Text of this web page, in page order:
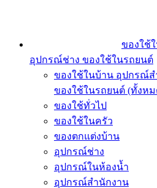
ของใช้
อุปกรณ์ช่าง ของใช้ในรถยนต์
ของใช้ในบ้าน อุปกรณ์
ของใช้ในรถยนต์ (ทั้งหม
ของใช้ทั่วไป
ของใช้ในครัว
ของตกแต่งบ้าน
อุปกรณ์ช่าง
อุปกรณ์ในห้องน้ำ
อุปกรณ์สำนักงาน